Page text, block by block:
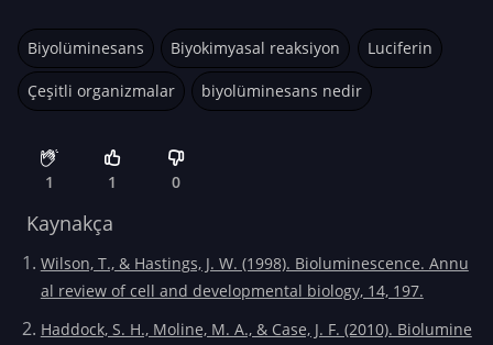
Biyolüminesans Biyokimyasal reaksiyon Luciferin
Çeşitli organizmalar biyolüminesans nedir
1 1 0
Kaynakça
Wilson, T., & Hastings, J. W. (1998). Bioluminescence. Annu
al review of cell and developmental biology, 14, 197.
Haddock, S. H., Moline, M. A., & Case, J. F. (2010). Biolumine